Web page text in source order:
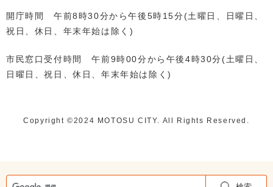
開庁時間 午前8時30分から午後5時15分(土曜日、日曜日、
祝日、休日、年末年始は除く)
市民窓口受付時間 午前9時00分から午後4時30分(土曜日、
日曜日、祝日、休日、年末年始は除く)
Copyright ©️2024 MOTOSU CITY. All Rights Reserved.